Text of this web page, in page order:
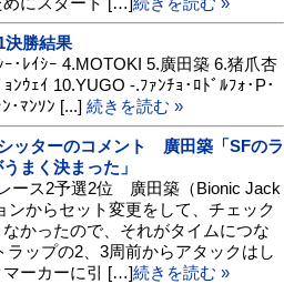
決勝結果
･ﾚｲｼｰ 4.MOTOKI 5.廣田築 6.猪爪杏
ﾝｳｪｲ 10.YUGO -.ﾌｧﾝﾁｮ･ﾛﾄﾞﾙﾌｫ･P･
･ﾏﾝｿﾝ [...] 続きを読む »
ッターのコメント 廣田築「SFのラ
まく決まった」
ース2予選2位 廣田築（Bionic Jack
からセット変更をして、チェック
かったので、それがタイムにつな
ップの2、3周前からアタックはし
マーカーに引 […]続きを読む »